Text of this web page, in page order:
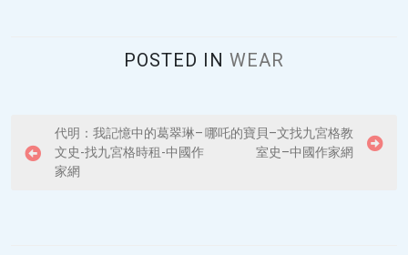
POSTED IN WEAR
o
代明：我記憶中的葛翠琳–
文史-找九宮格時租-中國作
家網
哪吒的寶貝–文找九宮格教
室史–中國作家網